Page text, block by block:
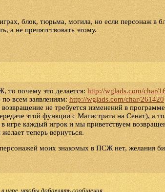
блок, тюрьма, могила, но если персонаж в
а не препятствовать этому.
то почему это делается: http://wglads.com/char/
по всем заявлениям:http://wglads.com/char/261420
не требуется изменений в
этой функции с Магистрата на Сенат), а
игре каждый игрок и мы приветствуем
теперь вернуться.
моих знакомых в ПСЖ нет, желания
в игре, чтобы добавлять сообщения.